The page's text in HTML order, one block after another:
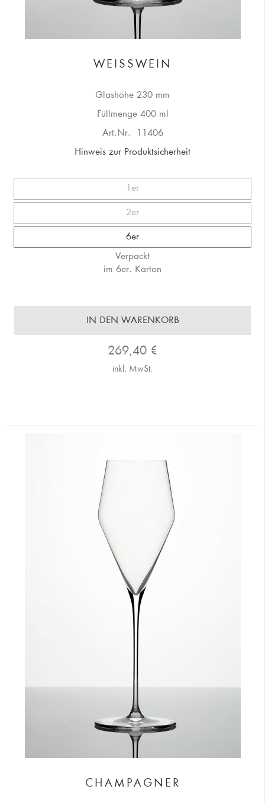
WEISSWEIN
Glashöhe 230 mm
Füllmenge 400 ml
Art.Nr. 11406
Hinweis zur Produktsicherheit
1er
2er
6er
Verpackt
im 6er. Karton
IN DEN WARENKORB
269,40 €
inkl. MwSt.
CHAMPAGNER